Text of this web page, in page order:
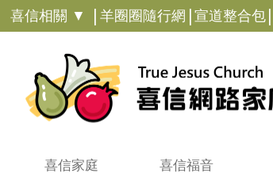
喜信相關 ▼ | 羊圈圈隨行網 | 宣道整合包 |
喜信家庭 喜信福音